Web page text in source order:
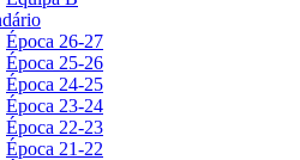
Época 26-27
Época 25-26
Época 24-25
Época 23-24
Época 22-23
Época 21-22